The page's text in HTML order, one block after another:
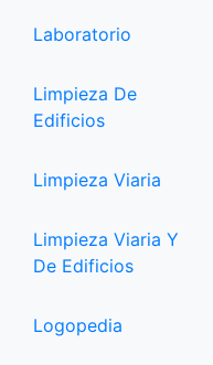
Laboratorio
Limpieza De
Edificios
Limpieza Viaria
Limpieza Viaria Y
De Edificios
Logopedia